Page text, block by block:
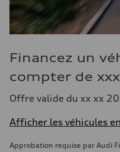
Financez un
compter de
Offre valide du xx xx
Afficher les véhicules
Approbation requise par Audi